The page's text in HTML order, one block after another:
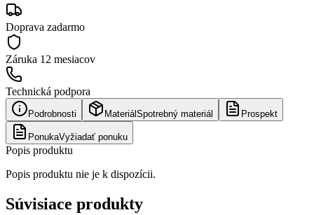
Doprava zadarmo
Záruka 12 mesiacov
Technická podpora
Podrobnosti Materiál Spotrebný materiál Prospekt
PonukaVyžiadať ponuku
Popis produktu
Popis produktu nie je k dispozícii.
Súvisiace produkty